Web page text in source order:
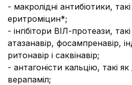
- макролідні антибіотики,
еритроміцин*;
- інгібітори ВІЛ-протеази,
атазанавір, фосампренавір,
ритонавір і саквінавір;
- антагоністи кальцію, такі як
верапаміл;